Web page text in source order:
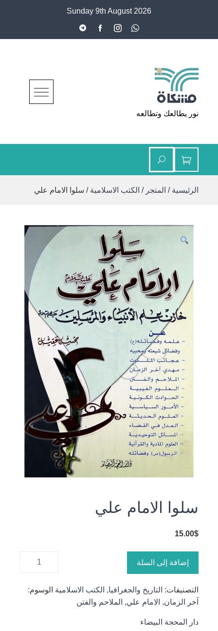
Sunday 9th August 2026
مشكاة
نور يطالعك وتطالعه
الرئيسية / المتجر / الكتب الاسلامية / سلوا الامام علي
سلوا الامام علي
15.00$
كمية سلوا
إضافة إلى السلة
التصنيفات: التاريخ والجغرافيا, الكتب الاسلامية الوسوم:
آخر الزمان, الامام علي, الملاحم والفتن
دار المحجة البيضاء